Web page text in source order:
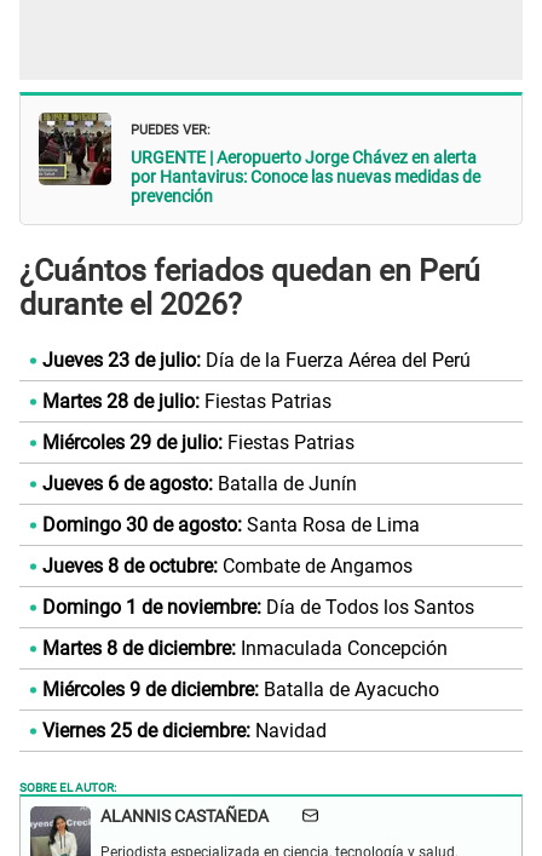
PUEDES VER:
URGENTE | Aeropuerto Jorge Chávez en alerta
por Hantavirus: Conoce las nuevas medidas de
prevención
¿Cuántos feriados quedan en Perú
durante el 2026?
Jueves 23 de julio:Día de la Fuerza Aérea del Perú
Martes 28 de julio:Fiestas Patrias
Miércoles 29 de julio:Fiestas Patrias
Jueves 6 de agosto:Batalla de Junín
Domingo 30 de agosto:Santa Rosa de Lima
Jueves 8 de octubre:Combate de Angamos
Domingo 1 de noviembre:Día de Todos los Santos
Martes 8 de diciembre:Inmaculada Concepción
Miércoles 9 de diciembre:Batalla de Ayacucho
Viernes 25 de diciembre:Navidad
SOBRE EL AUTOR:
ALANNIS CASTAÑEDA
Periodista especializada en ciencia, tecnología y salud.